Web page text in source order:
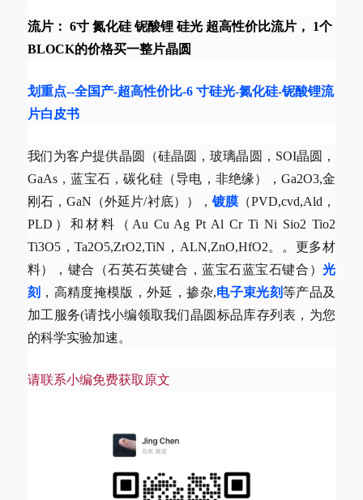
流片： 6寸 氮化硅 铌酸锂 硅光 超高性价比流片， 1个
BLOCK的价格买一整片晶圆
划重点--全国产-超高性价比-6 寸硅光-氮化硅-铌酸锂流
片白皮书
我们为客户提供晶圆（硅晶圆，玻璃晶圆，SOI晶圆，
GaAs，蓝宝石，碳化硅（导电，非绝缘），Ga2O3,金
刚石，GaN（外延片/衬底））， 镀膜（PVD,cvd,Ald，
PLD）和材料（Au Cu Ag Pt Al Cr Ti Ni Sio2 Tio2
Ti3O5，Ta2O5,ZrO2,TiN，ALN,ZnO,HfO2。。更多材
料），键合（石英石英键合，蓝宝石蓝宝石键合）光
刻 ，高精度掩模版，外延，掺杂,电子束光刻等产品及
加工服务(请找小编领取我们晶圆标品库存列表，为您
的科学实验加速。
请联系小编免费获取原文